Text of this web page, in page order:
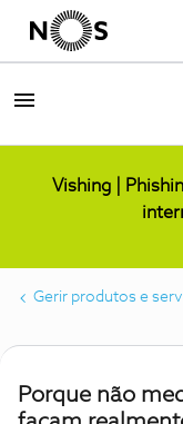
Vishing |
Gerir produtos e
Porque não